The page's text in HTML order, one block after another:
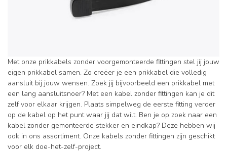
Met onze prikkabels zonder voorgemonteerde fittingen stel jij jouw
eigen prikkabel samen. Zo creëer je een prikkabel die volledig
aansluit bij jouw wensen. Zoek jij bijvoorbeeld een prikkabel met
een lang aansluitsnoer? Met een kabel zonder fittingen kan je dit
zelf voor elkaar krijgen. Plaats simpelweg de eerste fitting verder
op de kabel op het punt waar jij dat wilt. Ben je op zoek naar een
kabel zonder gemonteerde stekker en eindkap? Deze hebben wij
ook in ons assortiment. Onze kabels zonder fittingen zijn geschikt
voor elk doe-het-zelf-project.